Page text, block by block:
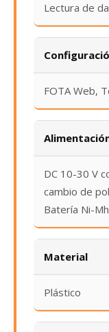
Lectura de
FOTA Web,
DC 10-30 V
cambio de
Batería Ni-
Material
Plástico